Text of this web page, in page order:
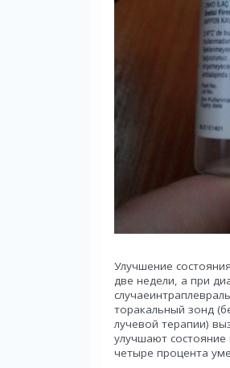
Улучшение
две недели, а при
торакальный зонд
лучевой терапии)
улучшают состояние
четыре процента